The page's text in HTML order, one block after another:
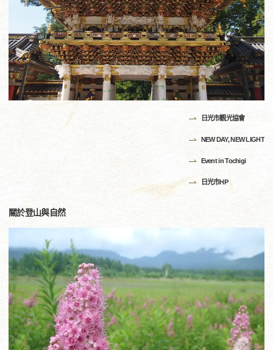
日光市觀光協會
NEW DAY, NEW LIGHT
Event in Tochigi
日光市HP
關於登山與自然